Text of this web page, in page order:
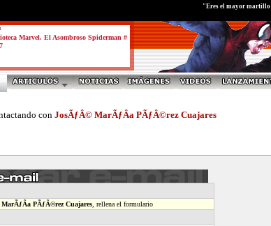
Marvel. El Asombroso Spiderman #
"Eres el mayor martillo
conJosÃƒÂ© MarÃƒÂ­a PÃƒÂ©rez Cuajares
PÃƒÂ©rez Cuajares , rellena el formulario